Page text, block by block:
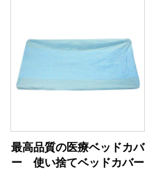
最高品質の医療ベッドカバ
ー 使い捨てベッドカバー